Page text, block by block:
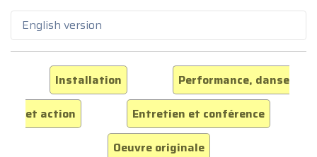
English version
Installation
Performance, danse
et action
Entretien et conférence
Oeuvre originale